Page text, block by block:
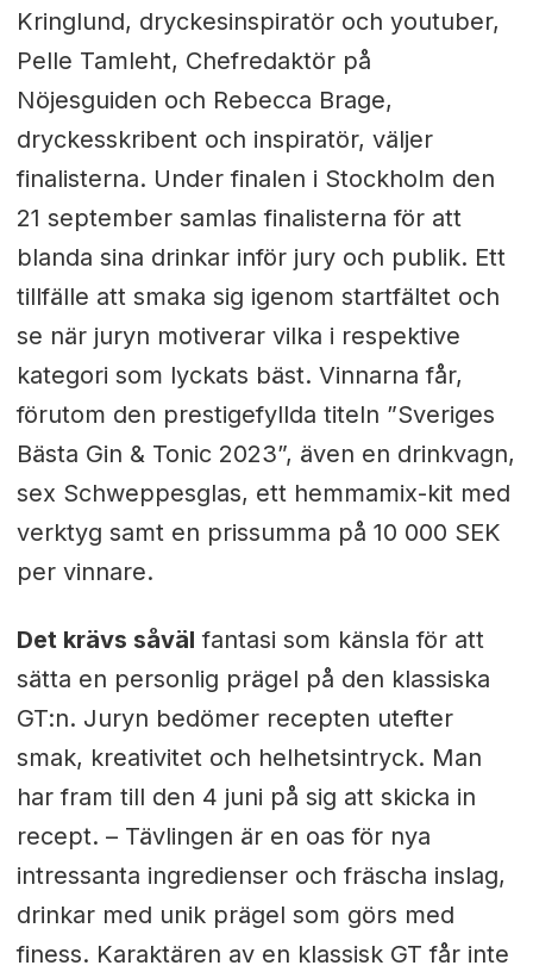
Kringlund, dryckesinspiratör och youtuber,
Pelle Tamleht, Chefredaktör på
Nöjesguiden och Rebecca Brage,
dryckesskribent och inspiratör, väljer
finalisterna. Under finalen i Stockholm den
21 september samlas finalisterna för att
blanda sina drinkar inför jury och publik. Ett
tillfälle att smaka sig igenom startfältet och
se när juryn motiverar vilka i respektive
kategori som lyckats bäst. Vinnarna får,
förutom den prestigefyllda titeln ”Sveriges
Bästa Gin & Tonic 2023”, även en drinkvagn,
sex Schweppesglas, ett hemmamix-kit med
verktyg samt en prissumma på 10 000 SEK
per vinnare.
Det krävs såväl fantasi som känsla för att
sätta en personlig prägel på den klassiska
GT:n. Juryn bedömer recepten utefter
smak, kreativitet och helhetsintryck. Man
har fram till den 4 juni på sig att skicka in
recept. – Tävlingen är en oas för nya
intressanta ingredienser och fräscha inslag,
drinkar med unik prägel som görs med
finess. Karaktären av en klassisk GT får inte